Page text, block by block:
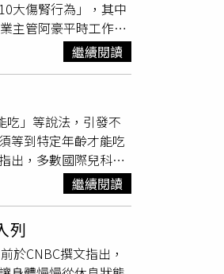
皮拉提斯的側向拉
活。最後，她會以
絕「拿鐵與外送」：
」並嚴格控管高糖食
少過度調味，這種
）晨間內服保養：
慣在早上空腹時服用
的油脂能幫助腸道潤
／取自 xeungmee
大傷腎行為」，其中
主管阿豪平時工作壓
配鹹酥雞當宵夜；有
手吞幾顆止痛藥，直
床上，腎臟通常不是
，更承擔著調節血
視自己的生活習
，然而燃燒劣質香品
素」，但長期吸入污
香氛產品，應避免在
尿雖不致直接毀損腎
逆行向上引發急性
或誘發感染。・第
血管收縮、血壓短
繼續閱讀
吃」等說法，引發不
等到特定年齡才能吃
出，多數國際兒科與
力有害，而是市售
咖啡因及天然成分可
料所攝取的咖啡因
童偶爾少量食用巧
繼續閱讀
列
於CNBC撰文指出，